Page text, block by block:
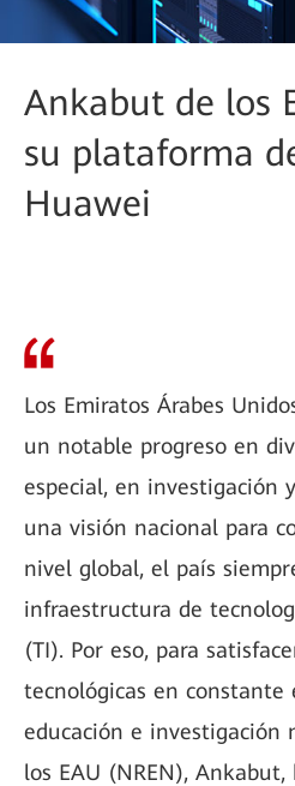
Ankabut de los
su plataforma
Huawei
Los Emiratos Árabes
un notable progreso en
especial, en investigación
una visión nacional para
nivel global, el país
infraestructura de
(TI). Por eso, para
tecnológicas en constante
educación e investigación
los EAU (NREN),